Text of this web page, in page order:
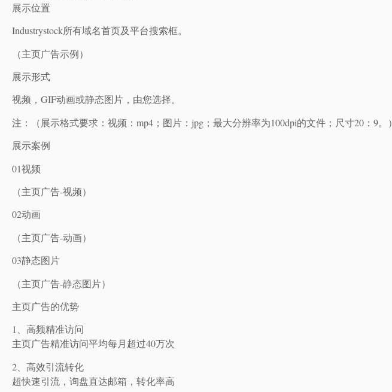
展示位置
Industrystock所有域名首页及平台搜索框。
（主页广告示例）
展示形式
视频，GIF动画或静态图片，由您选择。
注：（展示格式要求：视频：mp4；图片：jpg；最大分辨率为100dpi的文件；尺寸20：9。）
展示案例
01视频
（主页广告-视频）
02动画
（主页广告-动画）
03静态图片
（主页广告-静态图片）
主页广告的优势
1、高频精准访问
主页广告精准访问平均每月超过40万次
2、高效引流转化
超快速引流，询盘直达邮箱，转化率高